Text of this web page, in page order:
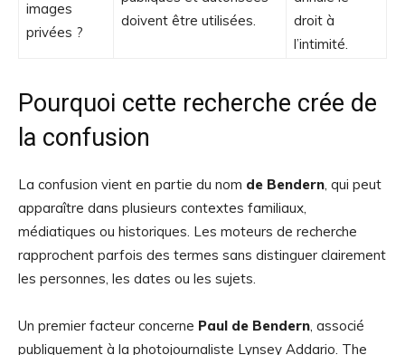
images
privées ?
doivent être utilisées.
droit à
l’intimité.
Pourquoi cette recherche crée de
la confusion
La confusion vient en partie du nom de Bendern, qui peut
apparaître dans plusieurs contextes familiaux,
médiatiques ou historiques. Les moteurs de recherche
rapprochent parfois des termes sans distinguer clairement
les personnes, les dates ou les sujets.
Un premier facteur concerne Paul de Bendern, associé
publiquement à la photojournaliste Lynsey Addario. The